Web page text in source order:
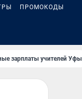
ПРОМОКОДЫ
зарплаты учителей Уфы